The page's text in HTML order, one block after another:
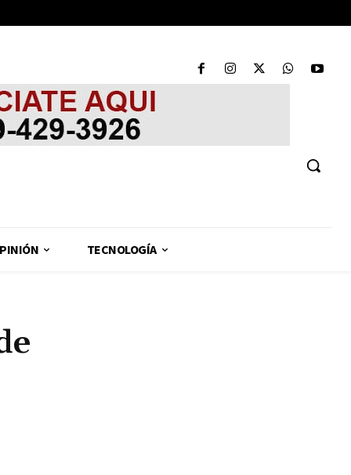
TECNOLOGÍA